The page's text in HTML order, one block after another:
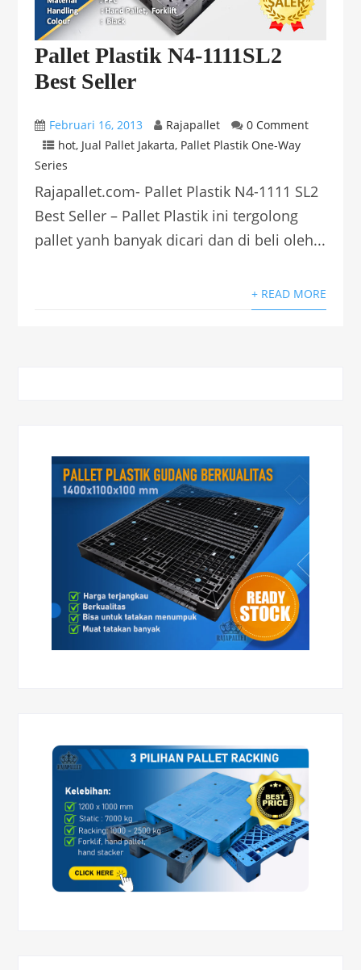
Pallet Plastik N4-1111SL2
Best Seller
Februari 16, 2013 Rajapallet
0 Comment
hot, Jual Pallet Jakarta, Pallet Plastik One-Way
Series
Rajapallet.com- Pallet Plastik N4-1111 SL2
Best Seller – Pallet Plastik ini tergolong
pallet yanh banyak dicari dan di beli oleh...
+ READ MORE